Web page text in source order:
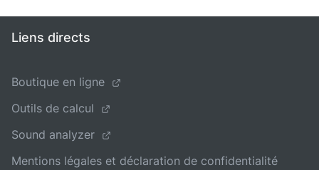
Liens directs
Boutique en ligne
Outils de calcul
Sound analyzer
Mentions légales et déclaration de confidentialité